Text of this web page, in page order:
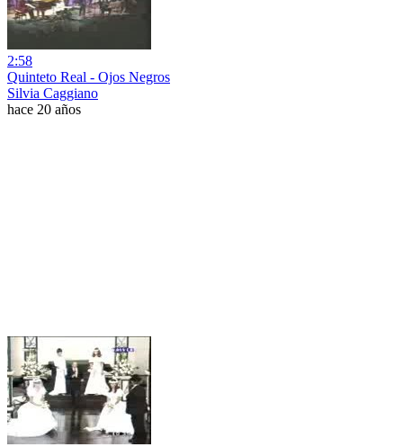
2:58
Quinteto Real - Ojos Negros
Silvia Caggiano
hace 20 años